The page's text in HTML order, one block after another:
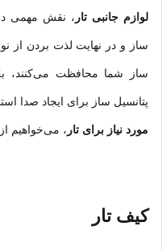
لوازم جانبی تار ، نقش مهمی
ساز و در نهایت لذت بردن از
ساز شما محافظت می‌کنند،
پتانسیل ساز برای ایجاد صدا
مورد نیاز برای تار ، می‌خواهیم
کیف تار